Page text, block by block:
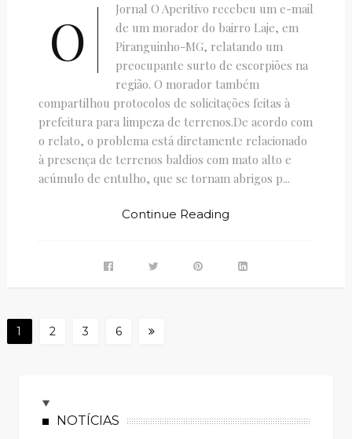
O
Jornal O Aperitivo recebeu um e-mail
de um morador do bairro Laje, em
Piranguinho-MG, relatando um
preocupante surto de escorpiões na
região. O morador também
compartilhou protocolos de solicitações feitas à
prefeitura para limpeza de terrenos.De acordo com
o relato, o problema está diretamente relacionado
à presença de terrenos baldios com mato alto e
acúmulo de entulho, que se tornam abrigos p...
Continue Reading
1 2 3
6
NOTÍCIAS